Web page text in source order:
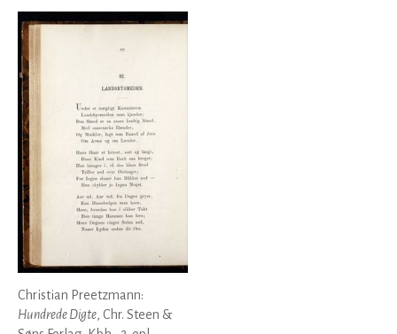
Christian Preetzmann:
Hundrede Digte, Chr. Steen &